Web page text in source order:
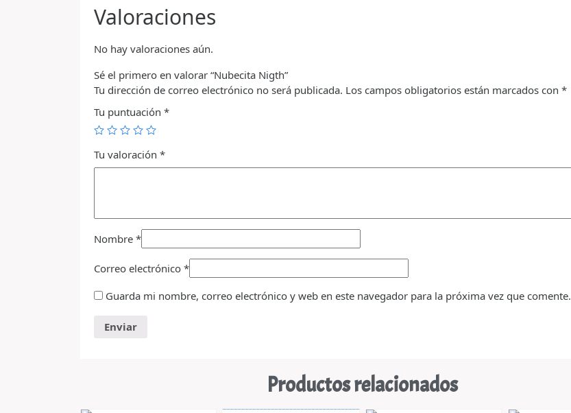
Valoraciones
No hay valoraciones aún.
Sé el primero en valorar “Nubecita Nigth”
Tu dirección de correo electrónico no será publicada. Los campos obligatorios están marcados con *
Tu puntuación *
Tu valoración *
Nombre *
Correo electrónico *
Guarda mi nombre, correo electrónico y web en este navegador para la próxima vez que comente.
Productos relacionados